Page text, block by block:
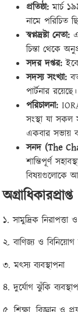
প্রতিষ্ঠা: মার্চ
নামে পরিচিত
স্বপ্নদ্রষ্টা নেতা:
চিন্তা থেকে
সদর দপ্তর:
সদস্য সংখ্যা:
পার্টনার রয়েছে।
পরিচালনা:
সংস্থা যা সকল
একবার সভায়
সনদ (The
শান্তিপূর্ণ
বিষয়গুলোকে
১. সামুদ্রিক নিরাপত্তা
২. বাণিজ্য ও
৩. মৎস্য ব্যবস্থাপনা
৪. দুর্যোগ ঝুঁকি